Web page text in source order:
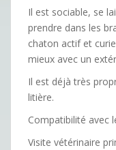
Il est sociable, se
prendre dans les
chaton actif et
mieux avec un
Il est déjà très
litière.
Compatibilité avec
Visite vétérinaire